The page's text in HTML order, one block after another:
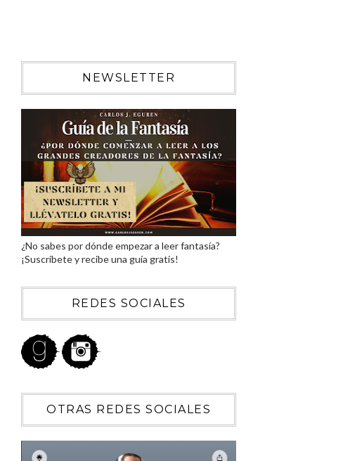
NEWSLETTER
¿No sabes por dónde empezar a leer fantasía?
¡Suscríbete y recibe una guía gratis!
REDES SOCIALES
OTRAS REDES SOCIALES